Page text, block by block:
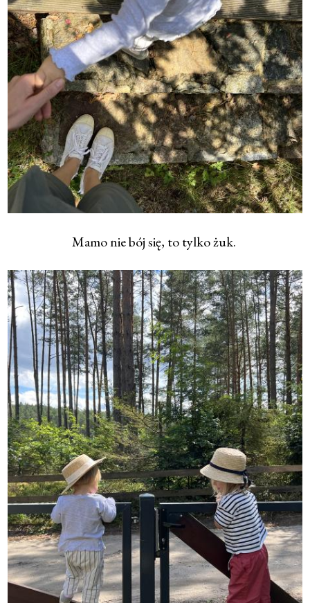
Mamo nie bój się, to tylko żuk.